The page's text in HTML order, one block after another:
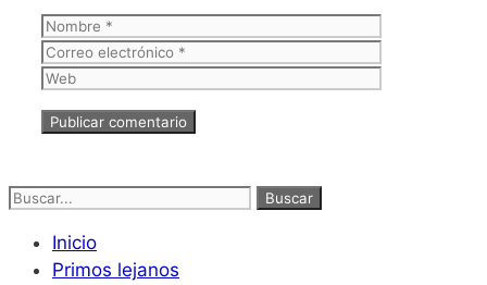
Nombre
Buscar:
Inicio
Primos lejanos